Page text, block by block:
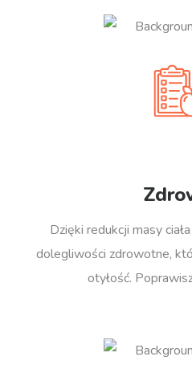
Dzięki redukcji masy
dolegliwości zdrowotne,
otyłość.